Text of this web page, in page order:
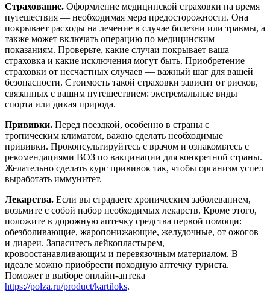
Страхование. Оформление медицинской страховки на время
путешествия — необходимая мера предосторожности. Она
покрывает расходы на лечение в случае болезни или травмы, а
также может включать операцию по медицинским
показаниям. Проверьте, какие случаи покрывает ваша
страховка и какие исключения могут быть. Приобретение
страховки от несчастных случаев — важный шаг для вашей
безопасности. Стоимость такой страховки зависит от рисков,
связанных с вашим путешествием: экстремальные виды
спорта или дикая природа.
Прививки. Перед поездкой, особенно в страны с
тропическим климатом, важно сделать необходимые
прививки. Проконсультируйтесь с врачом и ознакомьтесь с
рекомендациями ВОЗ по вакцинации для конкретной страны.
Желательно сделать курс прививок так, чтобы организм успел
выработать иммунитет.
Лекарства. Если вы страдаете хроническим заболеванием,
возьмите с собой набор необходимых лекарств. Кроме этого,
положите в дорожную аптечку средства первой помощи:
обезболивающие, жаропонижающие, желудочные, от ожогов
и диареи. Запаситесь лейкопластырем,
кровоостанавливающим и перевязочным материалом. В
идеале можно приобрести походную аптечку туриста.
Поможет в выборе онлайн-аптека
https://polza.ru/product/kartiloks.